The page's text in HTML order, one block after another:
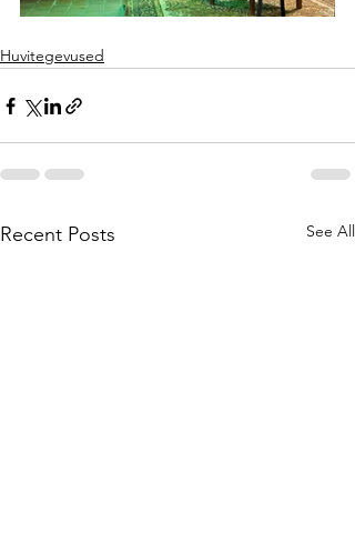
Huvitegevused
Recent Posts See All